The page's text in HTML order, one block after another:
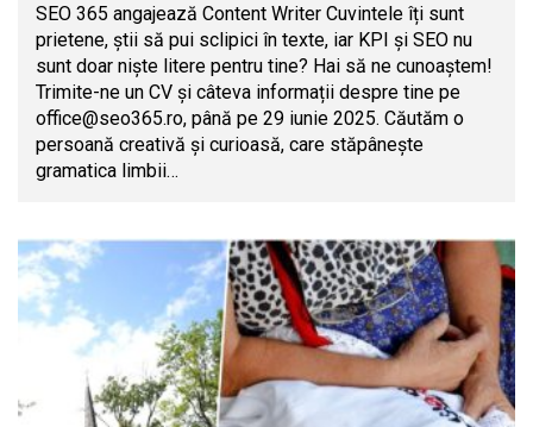
SEO 365 angajează Content Writer Cuvintele îți sunt
prietene, știi să pui sclipici în texte, iar KPI și SEO nu
sunt doar niște litere pentru tine? Hai să ne cunoaștem!
Trimite-ne un CV și câteva informații despre tine pe
office@seo365.ro, până pe 29 iunie 2025. Căutăm o
persoană creativă și curioasă, care stăpânește
gramatica limbii…